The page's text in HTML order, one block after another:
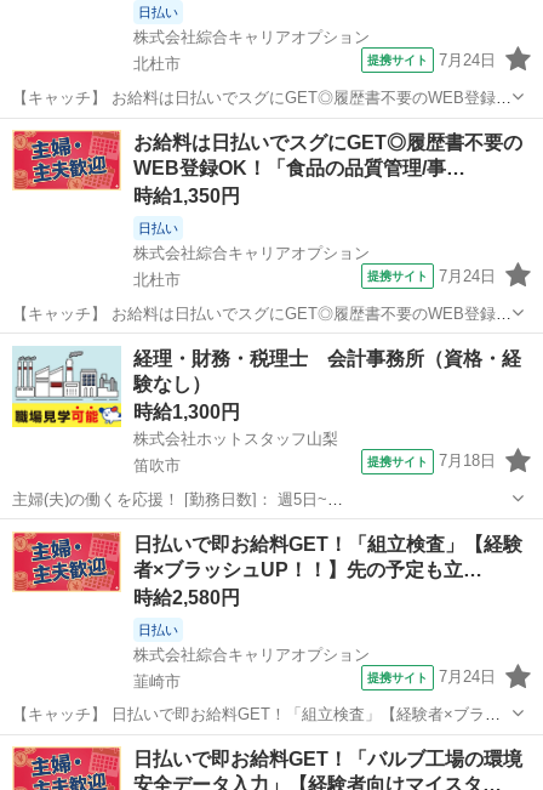
日払い
株式会社綜合キャリアオプション
北杜市
提携サイト 7月24日
【キャッチ】 お給料は日払いでスグにGET◎履歴書不要のWEB登録
OK！「一般事務/WEBテスト進行管理」高時給1500円！小淵沢周辺！
20代～40代のスタッフが多数活躍中★ 【コメント】 製造のお仕事を
お探しにおススメ♪...
山梨 北杜市 一般事務
お給料は日払いでスグにGET◎履歴書不要の
WEB登録OK！「食品の品質管理/事…
時給1,350円
日払い
株式会社綜合キャリアオプション
北杜市
提携サイト 7月24日
【キャッチ】 お給料は日払いでスグにGET◎履歴書不要のWEB登録
OK！「食品の品質管理/事務」高時給1350円！山梨県北杜市周辺！20
代～40代のスタッフが多数活躍中★ 【コメント】 製造のお仕事をお探
しにおススメ♪ ...
山梨 北杜市 一般事務
経理・財務・税理士 会計事務所（資格・経
験なし）
時給1,300円
株式会社ホットスタッフ山梨
笛吹市
提携サイト 7月18日
主婦(夫)の働くを応援！ [勤務日数]： 週5日~
08:30~17:30/08:30~16:30/07:30~16:30 [勤務地・最寄駅]： 山梨県笛吹
市一宮町橋立 株式会社ホットスタッフ山梨 石和温泉駅自動車15...
山梨 笛吹市 一般事務
日払いで即お給料GET！「組立検査」【経験
者×ブラッシュUP！！】先の予定も立…
時給2,580円
日払い
株式会社綜合キャリアオプション
韮崎市
提携サイト 7月24日
【キャッチ】 日払いで即お給料GET！「組立検査」【経験者×ブラッ
シュUP！！】先の予定も立てやすい♪土日祝休！高時給2580円！ 【コ
メント】 製造のお仕事が豊富★未経験で働いてみたい方も大歓迎！
山梨 韮崎市 一般事務
日払いで即お給料GET！「バルブ工場の環境
安全データ入力」【経験者向けマイスタ…